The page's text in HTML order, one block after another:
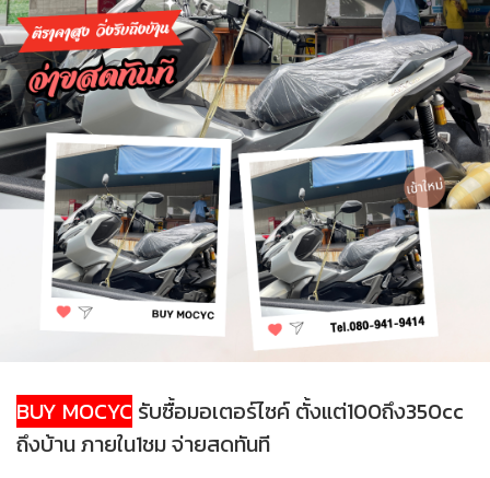
BUY MOCYC รับซื้อมอเตอร์ไซค์ ตั้งแต่100ถึง350cc
ถึงบ้าน ภายใน1ชม จ่ายสดทันที